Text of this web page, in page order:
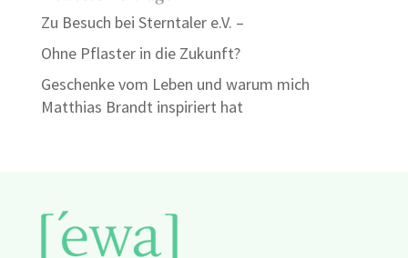
Zu Besuch bei Sterntaler e.V. –
Ohne Pflaster in die Zukunft?
Geschenke vom Leben und warum mich
Matthias Brandt inspiriert hat